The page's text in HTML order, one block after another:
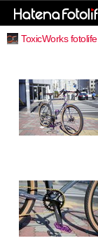
ToxicWorks fotolife